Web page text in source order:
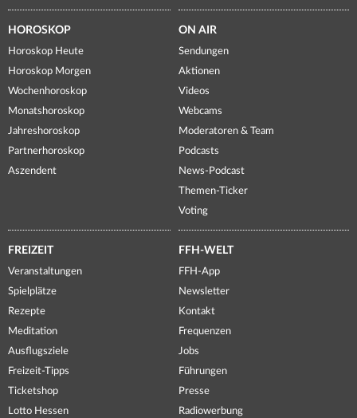
HOROSKOP
Horoskop Heute
Horoskop Morgen
Wochenhoroskop
Monatshoroskop
Jahreshoroskop
Partnerhoroskop
Aszendent
ON AIR
Sendungen
Aktionen
Videos
Webcams
Moderatoren & Team
Podcasts
News-Podcast
Themen-Ticker
Voting
FREIZEIT
Veranstaltungen
Spielplätze
Rezepte
Meditation
Ausflugsziele
Freizeit-Tipps
Ticketshop
Lotto Hessen
FFH-WELT
FFH-App
Newsletter
Kontakt
Frequenzen
Jobs
Führungen
Presse
Radiowerbung